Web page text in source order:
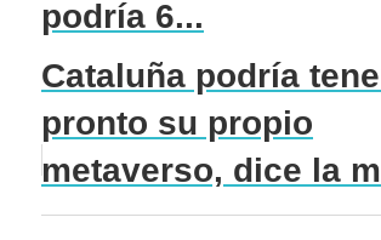
podría 6...
Cataluña podría
pronto su propio
metaverso, dice la